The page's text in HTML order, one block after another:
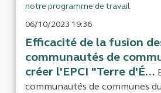
notre programme de travail
06/10/2023 19:36
Efficacité de la fusion
communautés de
créer l'EPCI "Terre d'É...
communautés de communes